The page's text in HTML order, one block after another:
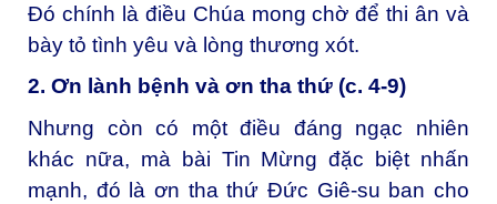
Đó chính là điều Chúa mong chờ để thi ân và
bày tỏ tình yêu và lòng thương xót.
2. Ơn lành bệnh và ơn tha thứ (c. 4-9)
Nhưng còn có một điều đáng ngạc nhiên
khác nữa, mà bài Tin Mừng đặc biệt nhấn
mạnh, đó là ơn tha thứ Đức Giê-su ban cho